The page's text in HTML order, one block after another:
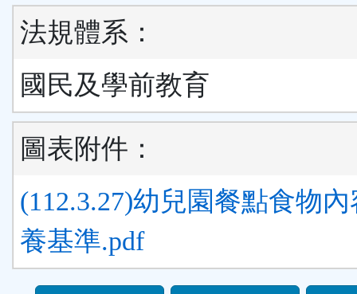
法規體系：
國民及學前教育
圖表附件：
(112.3.27)幼兒園餐點食物
養基準.pdf